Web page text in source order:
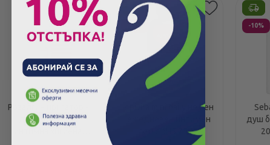
Розалгин иригатор -
дамски душ за
Етикети
-15%
Apivita mini daily нежен
ежедневен интимен
гел с pH5 75мл
Етикети
-10%
душ